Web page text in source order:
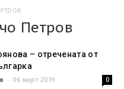
Петров
– отречената от
- 06 март 2019 0